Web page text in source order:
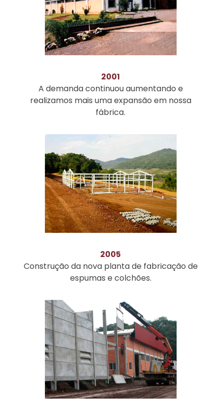
2001
A demanda continuou aumentando e
realizamos mais uma expansão em nossa
fábrica.
2005
Construção da nova planta de fabricação de
espumas e colchões.